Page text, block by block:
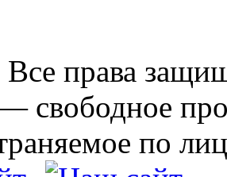
права
свободное
по